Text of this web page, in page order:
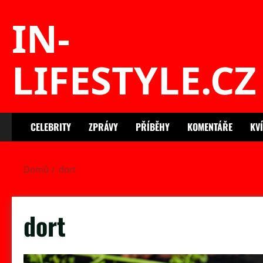
IN-
LIFESTYLE.CZ
CELEBRITY ZPRÁVY PŘÍBĚHY KOMENTÁŘE
Domů dort
dort